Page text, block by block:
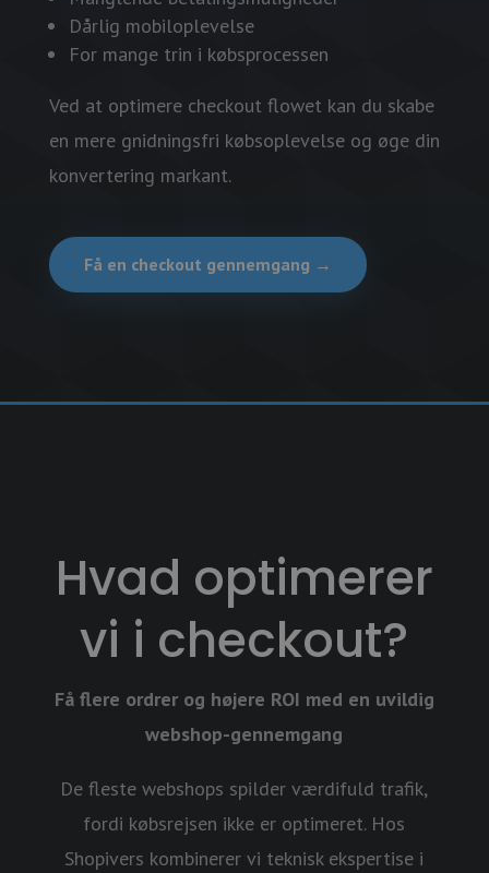
Dårlig mobiloplevelse
For mange trin i købsprocessen
Ved at optimere checkout flowet kan du skabe
en mere gnidningsfri købsoplevelse og øge din
konvertering markant.
Få en checkout gennemgang →
Hvad optimerer
vi i checkout?
Få flere ordrer og højere ROI med en uvildig
webshop-gennemgang
De fleste webshops spilder værdifuld trafik,
fordi købsrejsen ikke er optimeret. Hos
Shopivers kombinerer vi teknisk ekspertise i